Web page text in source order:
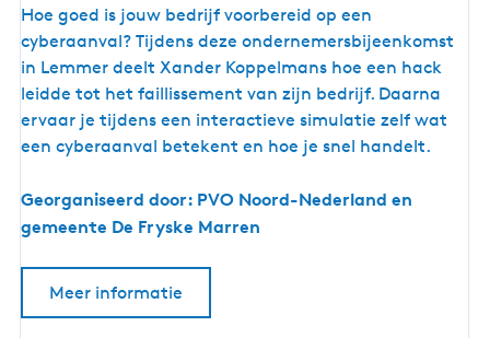
r
i
j
f
s
o
v
o
d
e
r
n
e
m
r
s
i
Hoe goed is jouw bedrijf voorbereid op een
cyberaanval? Tijdens deze ondernemersbijeenkomst
in Lemmer deelt Xander Koppelmans hoe een hack
leidde tot het faillissement van zijn bedrijf. Daarna
ervaar je tijdens een interactieve simulatie zelf wat
een cyberaanval betekent en hoe je snel handelt.
Georganiseerd door: PVO Noord-Nederland en
gemeente De Fryske Marren
Meer informatie